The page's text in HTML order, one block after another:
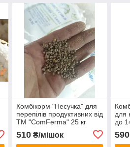
Комбікорм "Несучка" для
перепілів продуктивних від
ТМ "ComFerma" 25 кг
510₴/мішок
для
до
590